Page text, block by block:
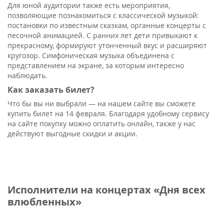
Для юной аудитории также есть мероприятия,
позволяющие познакомиться с классической музыкой:
постановки по известным сказкам, органные концерты с
песочной анимацией. С ранних лет дети привыкают к
прекрасному, формируют утонченный вкус и расширяют
кругозор. Симфоническая музыка объединена с
представлением на экране, за которым интересно
наблюдать.
Как заказать билет?
Что бы вы ни выбрали — на нашем сайте вы сможете
купить билет на 14 февраля. Благодаря удобному сервису
на сайте покупку можно оплатить онлайн, также у нас
действуют выгодные скидки и акции.
Исполнители на концертах «Дня всех
влюбленных»